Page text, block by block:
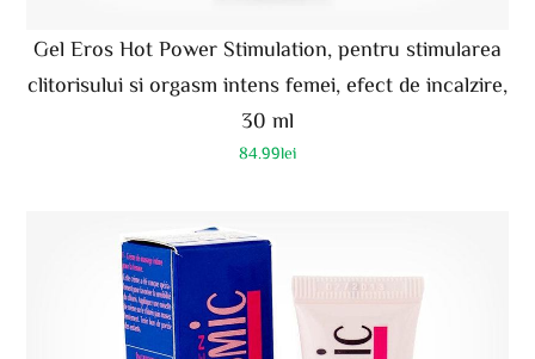
Gel Eros Hot Power Stimulation, pentru stimularea
clitorisului si orgasm intens femei, efect de incalzire,
30 ml
84.99lei